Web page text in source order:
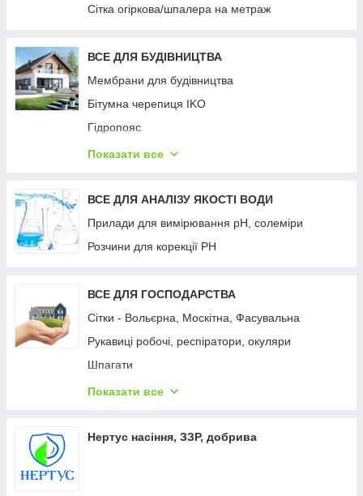
Опори для рослин, декор
Шпалерна сітка (для вирощування огірків,
квасолі, квітів)
Фарба для теплиць (Парасолекс)
Плівка для теплиць
Сітка огіркова/шпалера на метраж
ВСЕ ДЛЯ БУДІВНИЦТВА
Мембрани для будівництва
Бітумна черепиця IKO
Гідропояс
Бітумна гідроізоляційна стрічка PLASTTER
Цементно стружкова плита BZS
Геотекстиль TYPAR
Геотекстиль АМТ
Сталеві панельні радіатори PURMO
Показати все
ВСЕ ДЛЯ АНАЛІЗУ ЯКОСТІ ВОДИ
Прилади для вимірювання рН, солеміри
Розчини для корекції РН
ВСЕ ДЛЯ ГОСПОДАРСТВА
Сітки - Вольєрна, Москітна, Фасувальна
Рукавиці робочі, респіратори, окуляри
Шпагати
Засоби від побутових комах (мурахи, таргани,
Показати все
Нертус насіння, ЗЗР, добрива